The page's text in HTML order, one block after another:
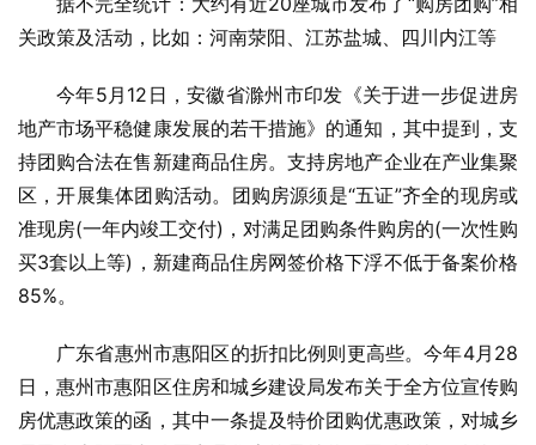
关政策及活动，比如：河南荥阳、江苏盐城、四川内江等
今年5月12日，安徽省滁州市印发《关于进一步促进房
地产市场平稳健康发展的若干措施》的通知，其中提到，支
持团购合法在售新建商品住房。支持房地产企业在产业集聚
区，开展集体团购活动。团购房源须是“五证”齐全的现房或
准现房(一年内竣工交付)，对满足团购条件购房的(一次性购
买3套以上等)，新建商品住房网签价格下浮不低于备案价格
85%。
广东省惠州市惠阳区的折扣比例则更高些。今年4月28
日，惠州市惠阳区住房和城乡建设局发布关于全方位宣传购
房优惠政策的函，其中一条提及特价团购优惠政策，对城乡